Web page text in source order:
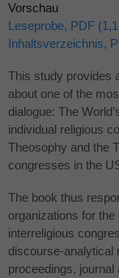
Vorschau
Leseprobe, PDF
Inhaltsverzeichnis,
This study provides
about one of the
dialogue: The
individual religious
Theosophy and the
congresses in the
The book thus
organizations for
interreligious
discourse-analytical
proceedings,